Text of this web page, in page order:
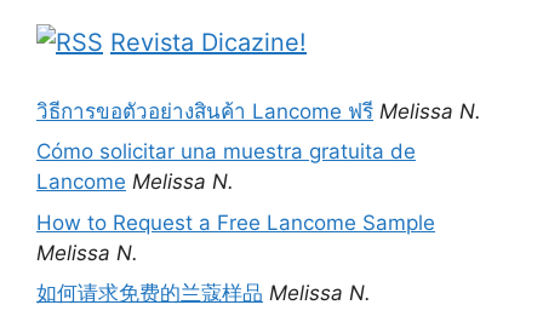
Revista Dicazine!
วิธีการขอตัวอย่างสินค้า Lancome ฟรี Melissa N.
Cómo solicitar una muestra gratuita de
Lancome Melissa N.
How to Request a Free Lancome Sample
Melissa N.
如何请求免费的兰蔻样品 Melissa N.